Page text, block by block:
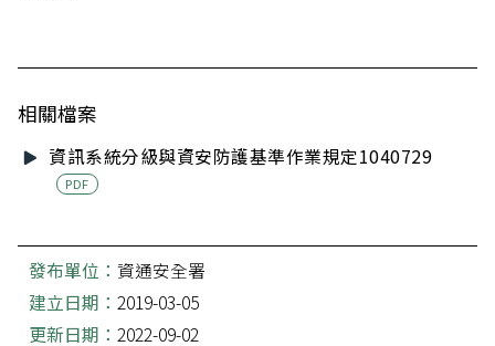
相關檔案
資訊系統分級與資安防護基準作業規定1040729
PDF
發布單位：資通安全署
建立日期：2019-03-05
更新日期：2022-09-02